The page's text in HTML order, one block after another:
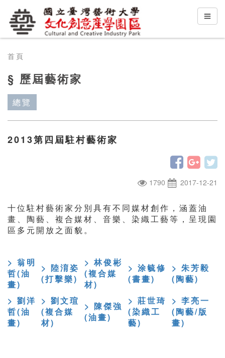
首頁
§ 歷屆藝術家
總覽
2013第四屆駐村藝術家
1790 2017-12-21
十位駐村藝術家分別具有不同媒材創作，涵蓋油
畫、陶藝、複合媒材、音樂、染織工藝等，呈現園
區多元開放之面貌。
> 翁明
哲(油
畫)
> 陸淯姿
(打擊樂)
> 林俊彬
(複合媒
材)
> 涂毓修
(書畫)
> 朱芳毅
(陶藝)
> 劉洋
哲(油
畫)
> 劉文瑄
(複合媒
材)
> 陳傑強
(油畫)
> 莊世琦
(染織工
藝)
> 李亮一
(陶藝/版
畫)